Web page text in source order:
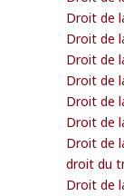
Droit de
Droit de
Droit de
Droit de
Droit de
Droit de
Droit de
droit du
Droit de